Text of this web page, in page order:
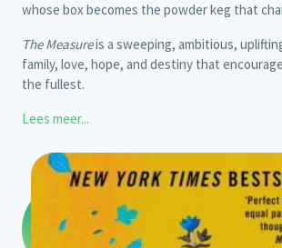
whose box becomes the powder keg that
The Measureis a sweeping, ambitious,
family, love, hope, and destiny that
the fullest.
Lees meer...